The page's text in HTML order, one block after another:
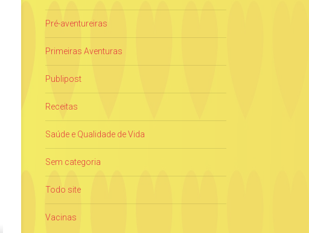
Pré-aventureiras
Primeiras Aventuras
Publipost
Receitas
Saúde e Qualidade de Vida
Sem categoria
Todo site
Vacinas